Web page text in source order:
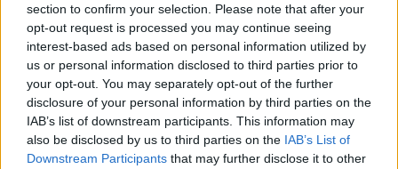
section to confirm your selection. Please note that after your
opt-out request is processed you may continue seeing
interest-based ads based on personal information utilized by
us or personal information disclosed to third parties prior to
your opt-out. You may separately opt-out of the further
disclosure of your personal information by third parties on the
IAB’s list of downstream participants. This information may
also be disclosed by us to third parties on the IAB’s List of
Downstream Participants that may further disclose it to other